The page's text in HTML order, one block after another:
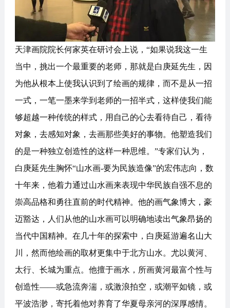
天津画院院长何家英在研讨会上说，“如果说我这一生
当中，挑出一个最重要的老师，那就是白庚延先生，因
为他从根本上使我认识到了绘画的规律，而不是从一招
一式，一笔一墨来学到老师的一招半式，这样使我们能
够超越一种传统的样式，用自己的心去看待自己，看待
对象，去感知对象，去画那些美好的事物。他塑造我们
的是一种独立创造性的这样一种思维。”专家们认为，
白庚延先生胸怀“山水画-要为民族造像”的宏伟志向，数
十年来，他着力通过山水画来表现中华民族自强不息的
崇高品格和勇往直前的时代精神。他的画气象博大，豪
迈豁达，人们从他的山水画可以明确地读出气象昂扬的
当代中国精神。在几十年的探索中，白庚延游遍名山大
川，然而他绘画的取材更集中于北方山水。尤以黄河、
太行、长城为重点。他擅于画水，所画黄河最富个性与
创造性——或急流奔湍，或激浪拍空，或潮平如镜，或
平波浩渺，寄托着他对养育了华夏母亲河的深厚感情。